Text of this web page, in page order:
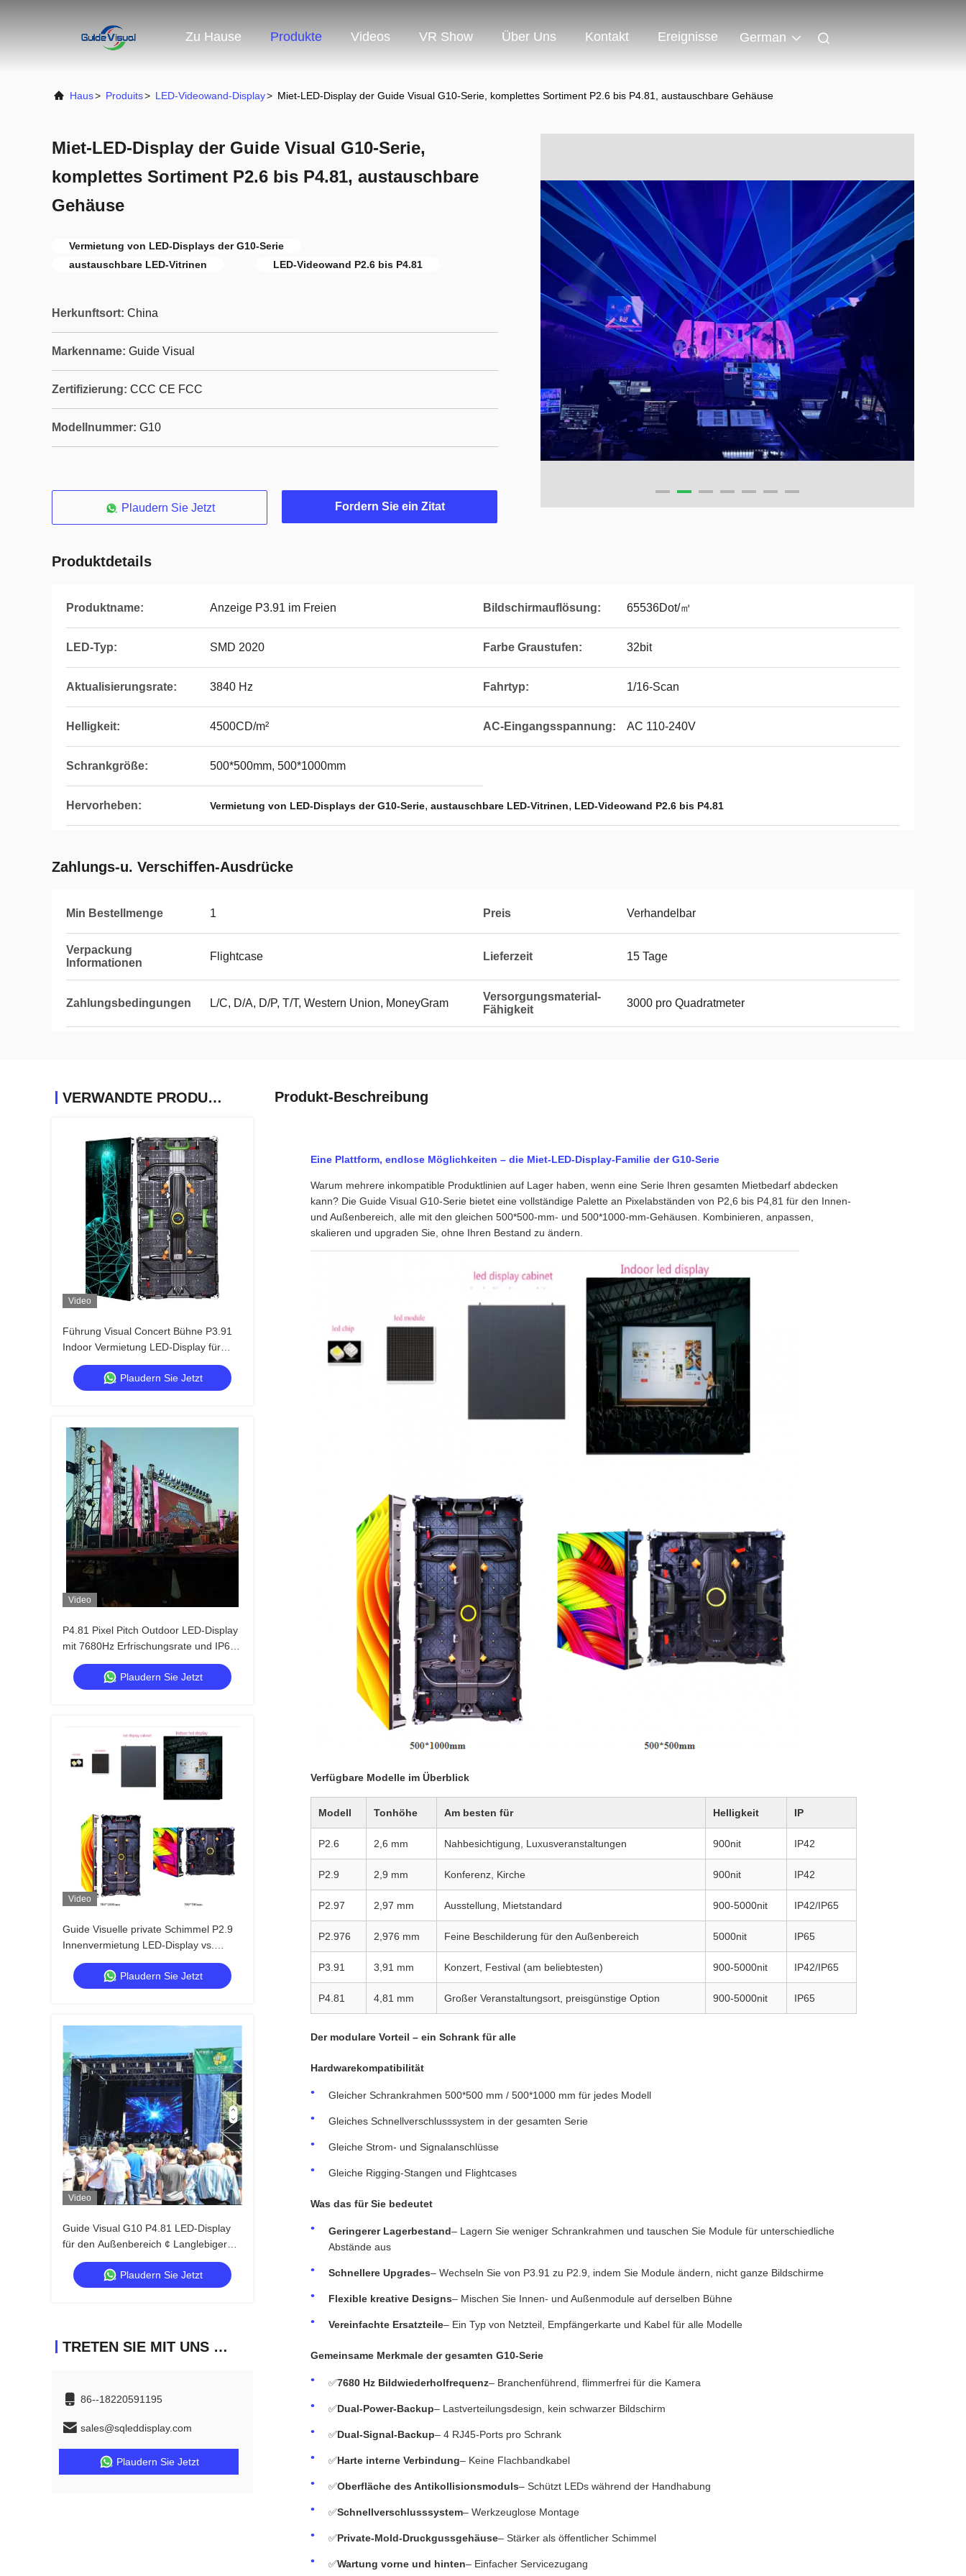
Zu Hause Produkte Videos VR Show Über Uns Kontakt Ereignisse German
Haus> Produits> LED-Videowand-Display> Miet-LED-Display der Guide Visual G10-Serie, komplettes Sortiment P2.6 bis P4.81, austauschbare Gehäuse
Miet-LED-Display der Guide Visual G10-Serie,
komplettes Sortiment P2.6 bis P4.81, austauschbare
Gehäuse
Vermietung von LED-Displays der G10-Serie
austauschbare LED-Vitrinen
LED-Videowand P2.6 bis P4.81
Herkunftsort: China
Markenname: Guide Visual
Zertifizierung: CCC CE FCC
Modellnummer: G10
Plaudern Sie Jetzt Fordern Sie ein Zitat
Produktdetails
Produktname: Anzeige P3.91 im Freien Bildschirmauflösung: 65536Dot/㎡
LED-Typ: SMD 2020 Farbe Graustufen: 32bit
Aktualisierungsrate: 3840 Hz Fahrtyp: 1/16-Scan
Helligkeit: 4500CD/m² AC-Eingangsspannung: AC 110-240V
Schrankgröße: 500*500mm, 500*1000mm
Hervorheben: Vermietung von LED-Displays der G10-Serie, austauschbare LED-Vitrinen, LED-Videowand P2.6 bis P4.81
Zahlungs-u. Verschiffen-Ausdrücke
Min Bestellmenge 1 Preis Verhandelbar
Verpackung
Informationen
Flightcase Lieferzeit 15 Tage
Zahlungsbedingungen L/C, D/A, D/P, T/T, Western Union, MoneyGram
Versorgungsmaterial-
Fähigkeit
3000 pro Quadratmeter
VERWANDTE PRODUKTE
Video
Führung Visual Concert Bühne P3.91
Indoor Vermietung LED-Display für
Touren, Quick Lock Dual Backup
Plaudern Sie Jetzt
Video
P4.81 Pixel Pitch Outdoor LED-Display
mit 7680Hz Erfrischungsrate und IP65
Wasserdicht für Miete und
VeranstaltungenPlaudern Sie Jetzt
Video
Guide Visuelle private Schimmel P2.9
Innenvermietung LED-Display vs.
öffentliche Schimmel, stärkere
Schranke Anti-Kollision
Plaudern Sie Jetzt
Video
Guide Visual G10 P4.81 LED-Display
für den Außenbereich ¢ Langlebiger
und kostengünstiger Mietbildschirm für
Händler
Plaudern Sie Jetzt
TRETEN SIE MIT UNS IN VERBINDUNG
86--18220591195
sales@sqleddisplay.com
Plaudern Sie Jetzt
Produkt-Beschreibung
Eine Plattform, endlose Möglichkeiten – die Miet-LED-Display-Familie der G10-Serie
Warum mehrere inkompatible Produktlinien auf Lager haben, wenn eine Serie Ihren gesamten Mietbedarf abdecken
kann? Die Guide Visual G10-Serie bietet eine vollständige Palette an Pixelabständen von P2,6 bis P4,81 für den Innen-
und Außenbereich, alle mit den gleichen 500*500-mm- und 500*1000-mm-Gehäusen. Kombinieren, anpassen,
skalieren und upgraden Sie, ohne Ihren Bestand zu ändern.
Verfügbare Modelle im Überblick
Modell Tonhöhe Am besten für Helligkeit IP
P2.6 2,6 mm Nahbesichtigung, Luxusveranstaltungen 900nit IP42
P2.9 2,9 mm Konferenz, Kirche 900nit IP42
P2.97 2,97 mm Ausstellung, Mietstandard 900-5000nit IP42/IP65
P2.976 2,976 mm Feine Beschilderung für den Außenbereich 5000nit IP65
P3.91 3,91 mm Konzert, Festival (am beliebtesten) 900-5000nit IP42/IP65
P4.81 4,81 mm Großer Veranstaltungsort, preisgünstige Option 900-5000nit IP65
Der modulare Vorteil – ein Schrank für alle
Hardwarekompatibilität
Gleicher Schrankrahmen 500*500 mm / 500*1000 mm für jedes Modell
Gleiches Schnellverschlusssystem in der gesamten Serie
Gleiche Strom- und Signalanschlüsse
Gleiche Rigging-Stangen und Flightcases
Was das für Sie bedeutet
Geringerer Lagerbestand– Lagern Sie weniger Schrankrahmen und tauschen Sie Module für unterschiedliche
Abstände aus
Schnellere Upgrades– Wechseln Sie von P3.91 zu P2.9, indem Sie Module ändern, nicht ganze Bildschirme
Flexible kreative Designs– Mischen Sie Innen- und Außenmodule auf derselben Bühne
Vereinfachte Ersatzteile– Ein Typ von Netzteil, Empfängerkarte und Kabel für alle Modelle
Gemeinsame Merkmale der gesamten G10-Serie
✅7680 Hz Bildwiederholfrequenz– Branchenführend, flimmerfrei für die Kamera
✅Dual-Power-Backup– Lastverteilungsdesign, kein schwarzer Bildschirm
✅Dual-Signal-Backup– 4 RJ45-Ports pro Schrank
✅Harte interne Verbindung– Keine Flachbandkabel
✅Oberfläche des Antikollisionsmoduls– Schützt LEDs während der Handhabung
✅Schnellverschlusssystem– Werkzeuglose Montage
✅Private-Mold-Druckgussgehäuse– Stärker als öffentlicher Schimmel
✅Wartung vorne und hinten– Einfacher Servicezugang